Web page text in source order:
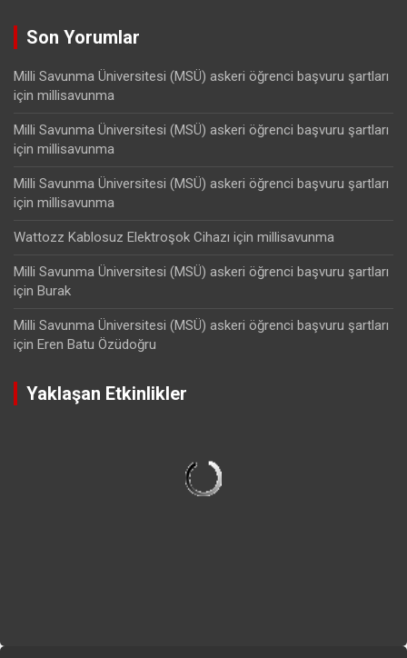
Son Yorumlar
Milli Savunma Üniversitesi (MSÜ) askeri öğrenci başvuru şartları
için millisavunma
Milli Savunma Üniversitesi (MSÜ) askeri öğrenci başvuru şartları
için millisavunma
Milli Savunma Üniversitesi (MSÜ) askeri öğrenci başvuru şartları
için millisavunma
Wattozz Kablosuz Elektroşok Cihazı için millisavunma
Milli Savunma Üniversitesi (MSÜ) askeri öğrenci başvuru şartları
için Burak
Milli Savunma Üniversitesi (MSÜ) askeri öğrenci başvuru şartları
için Eren Batu Özüdoğru
Yaklaşan Etkinlikler